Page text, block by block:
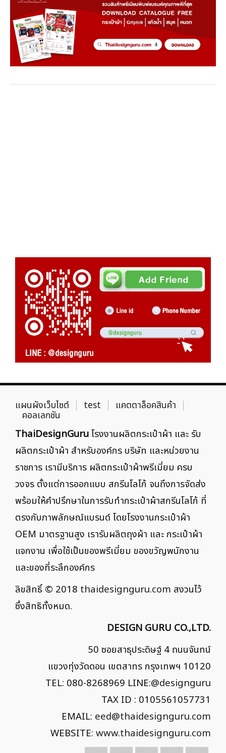
แผนผังเว็บไซต์ test แคตตาล็อคสินค้า
คอลเลกชัน
ThaiDesignGuruโรงงานผลิตกระเป๋าผ้า และ รับ
ผลิตกระเป๋าผ้า สำหรับองค์กร บริษัท และหน่วยงาน
ราชการ เรามีบริการ ผลิตกระเป๋าผ้าพรีเมี่ยม ครบ
วงจร ตั้งแต่การออกแบบ สกรีนโลโก้ จนถึงการจัดส่ง
พร้อมให้คำปรึกษาในการรับทำกระเป๋าผ้าสกรีนโลโก้ ที่
ตรงกับภาพลักษณ์แบรนด์ โดยโรงงานกระเป๋าผ้า
OEM มาตรฐานสูง เรารับผลิตถุงผ้า และ กระเป๋าผ้า
แจกงาน เพื่อใช้เป็นของพรีเมี่ยม ของขวัญพนักงาน
และของที่ระลึกองค์กร
ลิขสิทธิ์ © 2018 thaidesignguru.com สงวนไว้
ซึ่งสิทธิทั้งหมด.
DESIGN GURU CO.,LTD.
50 ซอยสาธุประดิษฐ์ 4 ถนนจันทน์
แขวงทุ่งวัดดอน เขตสาทร กรุงเทพฯ 10120
TEL: 080-8268969 LINE:@designguru
TAX ID : 0105561057731
EMAIL: eed@thaidesignguru.com
WEBSITE: www.thaidesignguru.com